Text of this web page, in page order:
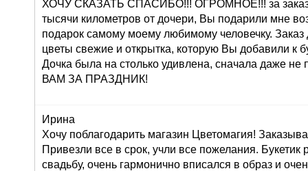
ХОЧУ СКАЗАТЬ СПАСИБО!!! ОГРОМНОЕ!!! за заказ
тысячи километров от дочери, Вы подарили мне
подарок самому моему любимому человечку.
цветы свежие и открытка, которую Вы добавили к
Дочка была на столько удивлена, сначала даже
ВАМ ЗА ПРАЗДНИК!
Ирина
Хочу поблагодарить магазин Цветомагия!
Привезли все в срок, учли все пожелания. Букетик
свадьбу, очень гармонично вписался в образ и